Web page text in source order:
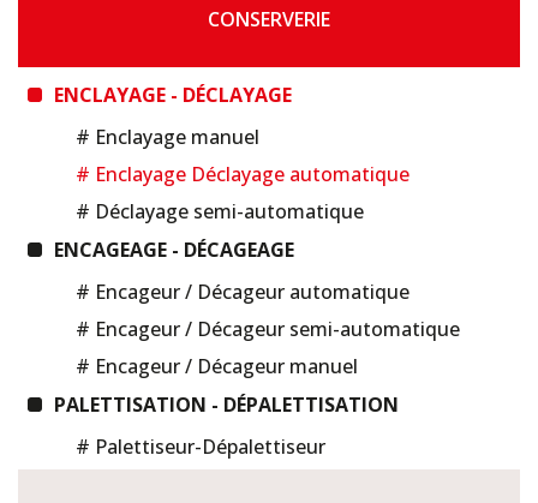
CONSERVERIE
ENCLAYAGE - DÉCLAYAGE
# Enclayage manuel
# Enclayage Déclayage automatique
# Déclayage semi-automatique
ENCAGEAGE - DÉCAGEAGE
# Encageur / Décageur automatique
# Encageur / Décageur semi-automatique
# Encageur / Décageur manuel
PALETTISATION - DÉPALETTISATION
# Palettiseur-Dépalettiseur